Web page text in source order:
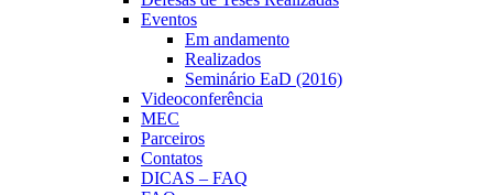
Eventos
Em andamento
Realizados
Seminário EaD (2016)
Videoconferência
MEC
Parceiros
Contatos
DICAS – FAQ